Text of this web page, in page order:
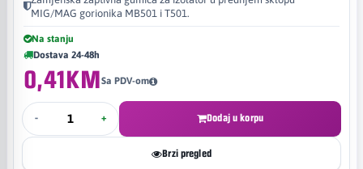
MIG/MAG gorionika MB501 i T501.
Na stanju
Dostava 24-48h
0,41KMSa PDV-om
- + Dodaj u korpu
Brzi pregled